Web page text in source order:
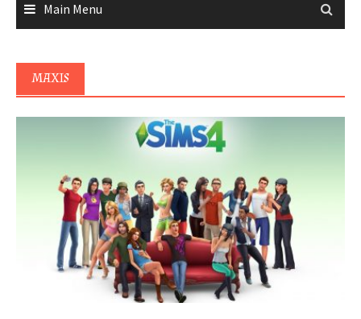
Main Menu
MAXIS